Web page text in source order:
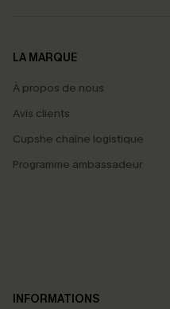
LA MARQUE
À propos de nous
Avis clients
Cupshe chaîne logistique
Programme ambassadeur
INFORMATIONS